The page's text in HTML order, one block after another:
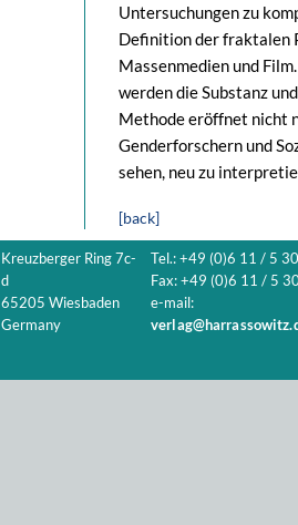
Untersuchungen zu
Definition der fraktalen
Massenmedien und
werden die Substanz
Methode eröffnet nicht
Genderforschern und
sehen, neu zu
[back]
Kreuzberger Ring 7c-
d
65205 Wiesbaden
Germany
Tel.: +49 (0)6 11 / 5
Fax: +49 (0)6 11 / 5
e-mail: